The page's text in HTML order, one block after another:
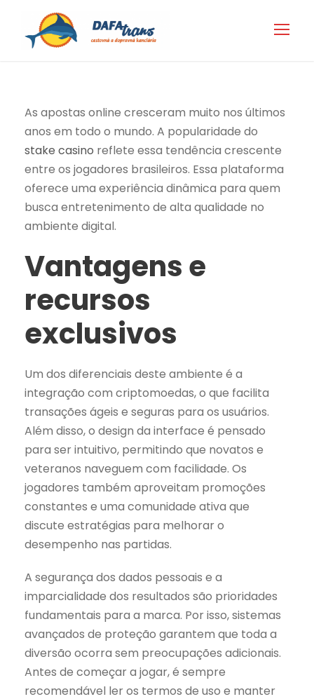
As apostas online cresceram muito nos últimos
anos em todo o mundo. A popularidade do
stake casino reflete essa tendência crescente
entre os jogadores brasileiros. Essa plataforma
oferece uma experiência dinâmica para quem
busca entretenimento de alta qualidade no
ambiente digital.
Vantagens e
recursos
exclusivos
Um dos diferenciais deste ambiente é a
integração com criptomoedas, o que facilita
transações ágeis e seguras para os usuários.
Além disso, o design da interface é pensado
para ser intuitivo, permitindo que novatos e
veteranos naveguem com facilidade. Os
jogadores também aproveitam promoções
constantes e uma comunidade ativa que
discute estratégias para melhorar o
desempenho nas partidas.
A segurança dos dados pessoais e a
imparcialidade dos resultados são prioridades
fundamentais para a marca. Por isso, sistemas
avançados de proteção garantem que toda a
diversão ocorra sem preocupações adicionais.
Antes de começar a jogar, é sempre
recomendável ler os termos de uso e manter